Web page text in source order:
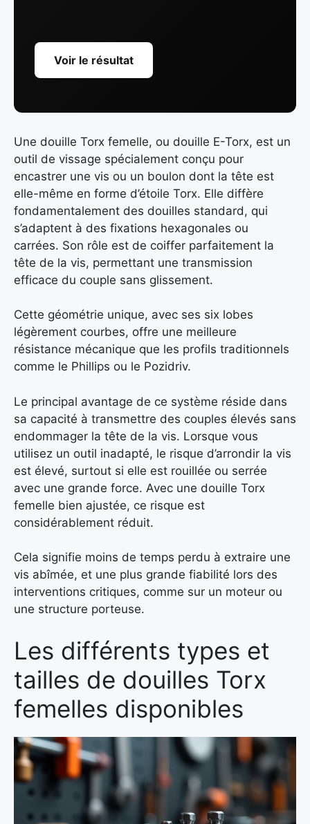
Voir le résultat
Une douille Torx femelle, ou douille E-Torx, est un
outil de vissage spécialement conçu pour
encastrer une vis ou un boulon dont la tête est
elle-même en forme d’étoile Torx. Elle diffère
fondamentalement des douilles standard, qui
s’adaptent à des fixations hexagonales ou
carrées. Son rôle est de coiffer parfaitement la
tête de la vis, permettant une transmission
efficace du couple sans glissement.
Cette géométrie unique, avec ses six lobes
légèrement courbes, offre une meilleure
résistance mécanique que les profils traditionnels
comme le Phillips ou le Pozidriv.
Le principal avantage de ce système réside dans
sa capacité à transmettre des couples élevés sans
endommager la tête de la vis. Lorsque vous
utilisez un outil inadapté, le risque d’arrondir la vis
est élevé, surtout si elle est rouillée ou serrée
avec une grande force. Avec une douille Torx
femelle bien ajustée, ce risque est
considérablement réduit.
Cela signifie moins de temps perdu à extraire une
vis abîmée, et une plus grande fiabilité lors des
interventions critiques, comme sur un moteur ou
une structure porteuse.
Les différents types et
tailles de douilles Torx
femelles disponibles